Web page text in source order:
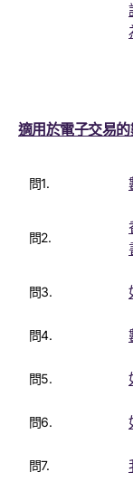
適用於電子交易
問1.
問2.
問3.
問4.
問5.
問6.
問7.